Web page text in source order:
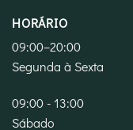
HORÁRIO
09:00–20:00
Segunda à Sexta
09:00 - 13:00
Sábado